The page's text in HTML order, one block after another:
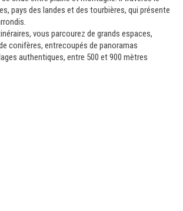
pays des landes et des tourbières, qui présente
vous parcourez de grands espaces,
conifères, entrecoupés de panoramas
authentiques, entre 500 et 900 mètres